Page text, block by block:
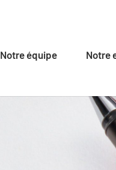
Notre équipe Notre